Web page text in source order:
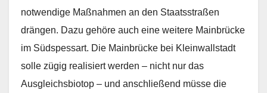
notwendige Maßnahmen an den Staatsstraßen
drängen. Dazu gehöre auch eine weitere Mainbrücke
im Südspessart. Die Mainbrücke bei Kleinwallstadt
solle zügig realisiert werden – nicht nur das
Ausgleichsbiotop – und anschließend müsse die